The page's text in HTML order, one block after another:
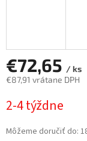
€72,65 / ks
€87,91 vrátane DPH
cena:
2-4 týždne
Môžeme doručiť do: